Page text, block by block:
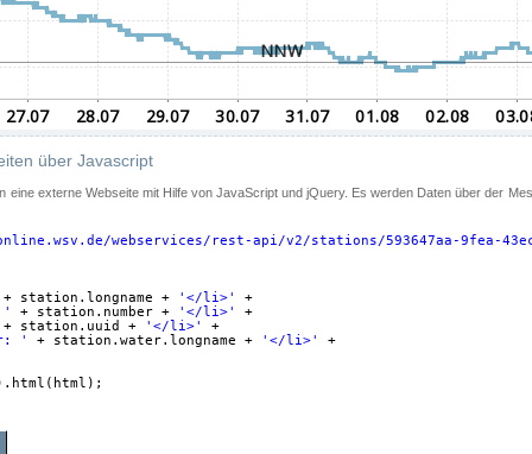
über Javascript
eine externe Webseite mit Hilfe von JavaScript und jQuery. Es werden Daten über der
webservices/rest-api/v2/stations/593647aa-9fea-
+ station.longname + '</li>'
+
'
+ station.number + '</li>'
+
+ station.uuid +
'</li>'
+
'
+ station.water.longname + '</li>' +